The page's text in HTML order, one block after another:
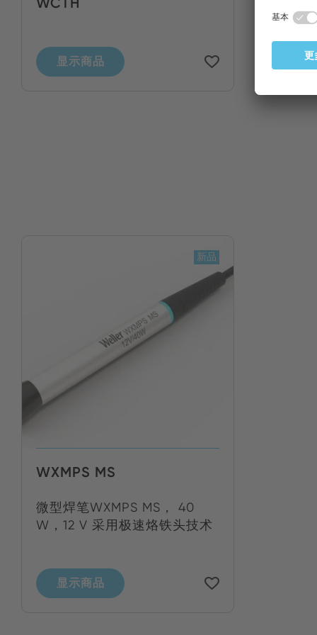
显示商品
WXMPS MS
微型焊笔WXMPS MS， 40
W，12 V 采用极速烙铁头技术
显示商品
新品